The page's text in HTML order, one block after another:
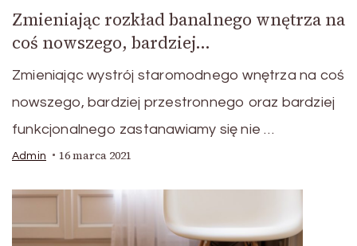
Zmieniając rozkład banalnego wnętrza na
coś nowszego, bardziej…
Zmieniając wystrój staromodnego wnętrza na coś
nowszego, bardziej przestronnego oraz bardziej
funkcjonalnego zastanawiamy się nie …
Admin 16 marca 2021